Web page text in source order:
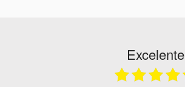
Excelente